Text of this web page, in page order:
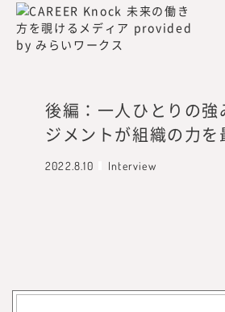
を元気にしたいという思い
起業を決意。2012年、み
設立し、2017年に東証マ
『みらいワークス総合研究
式会社みらいワークスは、
為に挑戦する人を増やす」を
ステムを創造する」をビジ
後編：一人ひとりの
ジメントが組織の力を
2022.8.10 Interview